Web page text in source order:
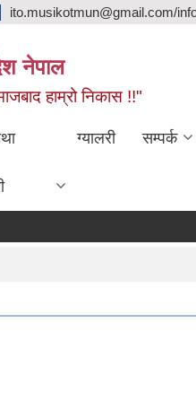
ito.musikotmun@gmail.com/
नेपाल
हाम्रो निकास !!"
ग्यालरी सम्पर्क